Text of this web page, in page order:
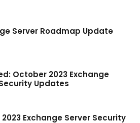
Server Roadmap Update
October 2023 Exchange
Updates
Exchange Server Security